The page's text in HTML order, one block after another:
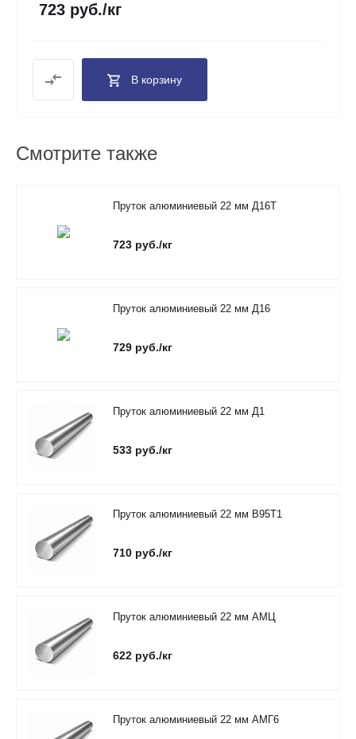
723 руб./кг
В корзину
Смотрите также
Пруток алюминиевый 22 мм Д16Т
723 руб./кг
Пруток алюминиевый 22 мм Д16
729 руб./кг
Пруток алюминиевый 22 мм Д1
533 руб./кг
Пруток алюминиевый 22 мм В95Т1
710 руб./кг
Пруток алюминиевый 22 мм АМЦ
622 руб./кг
Пруток алюминиевый 22 мм АМГ6